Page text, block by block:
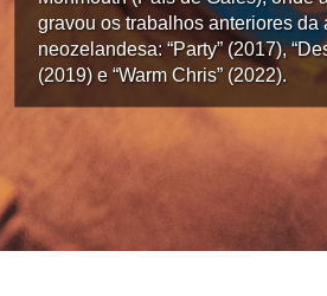
gravou os trabalhos anteriores da
neozelandesa: “Party” (2017),
(2019) e “Warm Chris” (2022).